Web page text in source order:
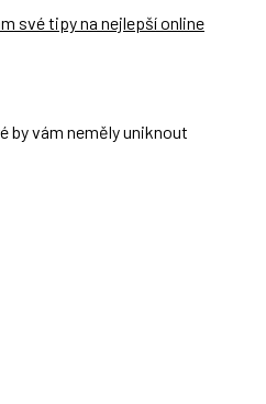
své tipy na nejlepší online
by vám neměly uniknout